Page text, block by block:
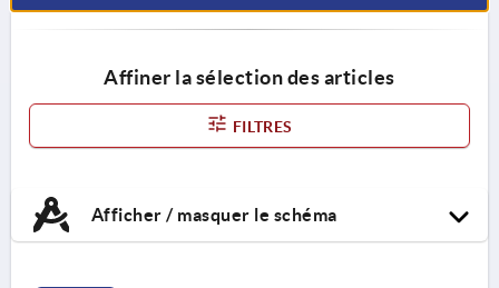
Affiner la sélection des articles
FILTRES
Afficher / masquer le schéma